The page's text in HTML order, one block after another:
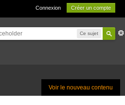
Connexion Créer un compte
Ce sujet
Voir le nouveau contenu